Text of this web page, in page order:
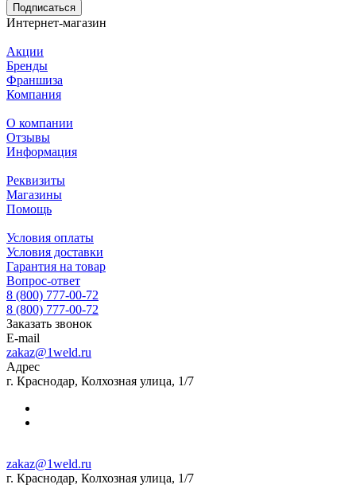
Подписаться
Интернет-магазин
Акции
Бренды
Франшиза
Компания
О компании
Отзывы
Информация
Реквизиты
Магазины
Помощь
Условия оплаты
Условия доставки
Гарантия на товар
Вопрос-ответ
8 (800) 777-00-72
8 (800) 777-00-72
Заказать звонок
E-mail
zakaz@1weld.ru
Адрес
г. Краснодар, Колхозная улица, 1/7
zakaz@1weld.ru
г. Краснодар, Колхозная улица, 1/7